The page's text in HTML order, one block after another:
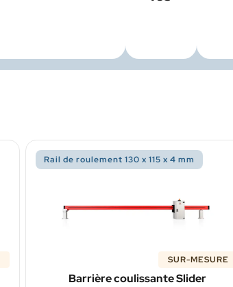
SUR-MESURE
Rail de roulement 130 x 115 x 4 mm
Barrière coulissante Slider